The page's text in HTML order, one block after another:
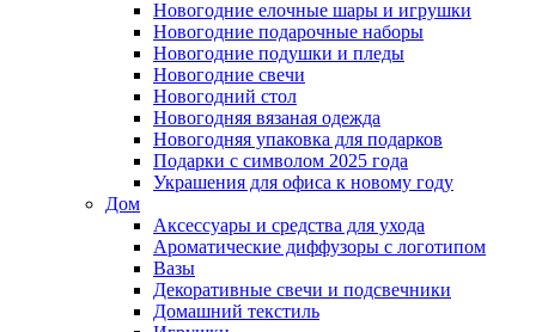
Новогодние елочные шары и игрушки
Новогодние подарочные наборы
Новогодние подушки и пледы
Новогодние свечи
Новогодний стол
Новогодняя вязаная одежда
Новогодняя упаковка для подарков
Подарки с символом 2025 года
Украшения для офиса к новому году
Дом
Аксессуары и средства для ухода
Ароматические диффузоры с логотипом
Вазы
Декоративные свечи и подсвечники
Домашний текстиль